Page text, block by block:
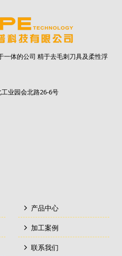
一体的公司 精于去毛刺刀具及柔性浮
业园会北路26-6号
产品中心
加工案例
联系我们